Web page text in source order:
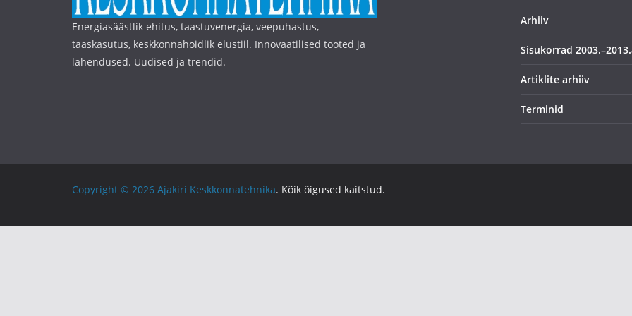
Energiasäästlik ehitus, taastuvenergia, veepuhastus,
taaskasutus, keskkonnahoidlik elustiil. Innovaatilised tooted ja
lahendused. Uudised ja trendid.
Arhiiv
Sisukorrad
Artiklite arhiiv
Terminid
Copyright © 2026 Ajakiri Keskkonnatehnika. Kõik õigused kaitstud.